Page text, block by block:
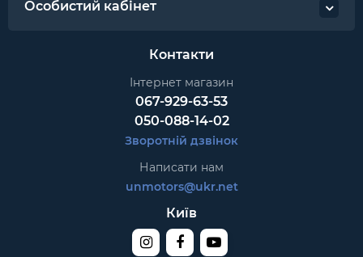
Особистий кабінет
Контакти
Інтернет магазин
067-929-63-53
050-088-14-02
Зворотній дзвінок
Написати нам
unmotors@ukr.net
Київ